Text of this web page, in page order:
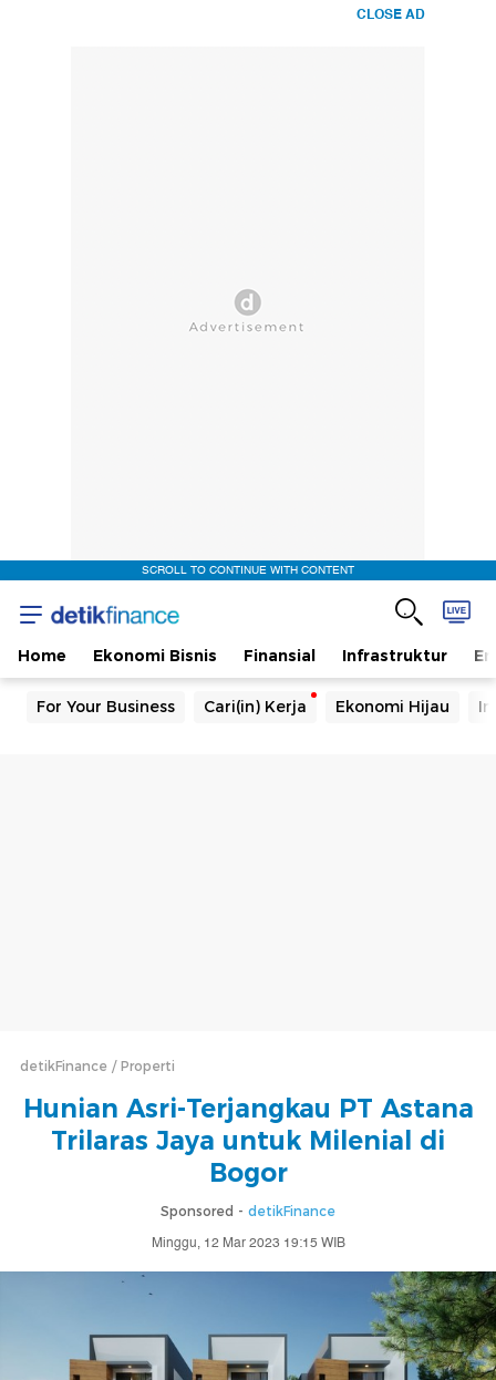
CLOSE AD
SCROLL TO CONTINUE WITH CONTENT
Home Ekonomi Bisnis Finansial Infrastruktur
For Your Business Cari(in) Kerja Ekonomi Hijau
detikFinance Properti
Hunian Asri-Terjangkau PT Astana
Trilaras Jaya untuk Milenial di
Bogor
Sponsored - detikFinance
Minggu, 12 Mar 2023 19:15 WIB